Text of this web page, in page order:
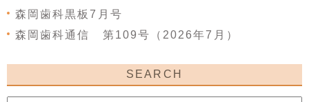
森岡歯科黒板7月号
森岡歯科通信 第109号（2026年7月）
SEARCH